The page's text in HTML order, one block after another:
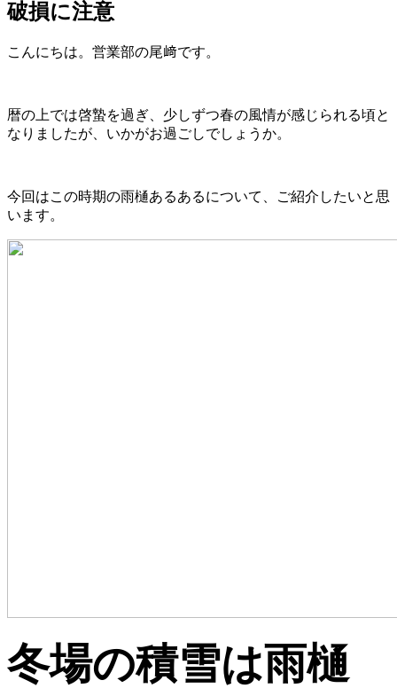
破損に注意
こんにちは。営業部の尾﨑です。
暦の上では啓蟄を過ぎ、少しずつ春の風情が感じられる頃と
なりましたが、いかがお過ごしでしょうか。
今回はこの時期の雨樋あるあるについて、ご紹介したいと思
います。
冬場の積雪は雨樋